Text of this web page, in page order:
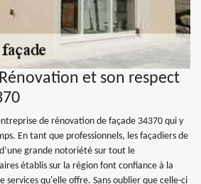
et son respect
de rénovation de façade 34370 qui y
En tant que professionnels, les façadiers de
grande notoriété sur tout le
établis sur la région font confiance à la
services qu'elle offre. Sans oublier que celle-ci